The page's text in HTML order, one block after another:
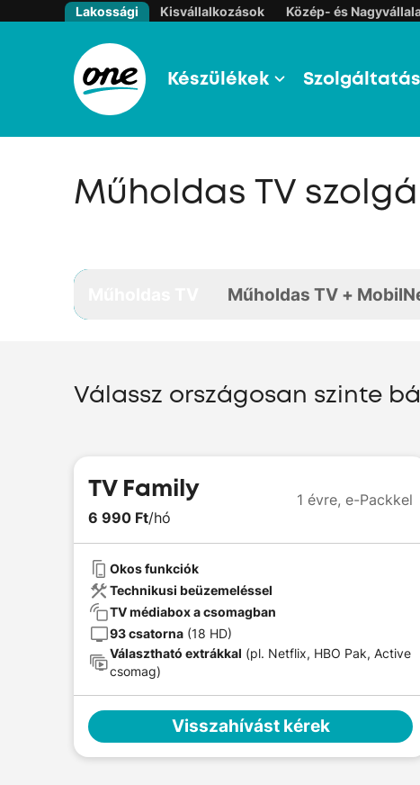
Lakossági Kisvállalkozások Közép- és
Készülékek
Műholdas TV
Műholdas TV +
Válassz országosan szinte
TV Family
6 990 Ft/hó
1 évre,e-Packkel
Okos funkciók
Technikusi beüzemeléssel
TV médiabox a csomagban
93 csatorna (18 HD)
Választható extrákkal (pl. Netflix, HBO Pak, Active
csomag)
Visszahívást kérek